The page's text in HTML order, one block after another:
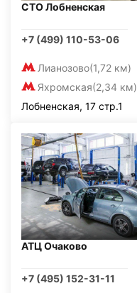
СТО Лобненская
+7 (499) 110-53-06
Лианозово(1,72 км)
Яхромская(2,34 км)
Лобненская, 17 стр.1
АТЦ Очаково
+7 (495) 152-31-11